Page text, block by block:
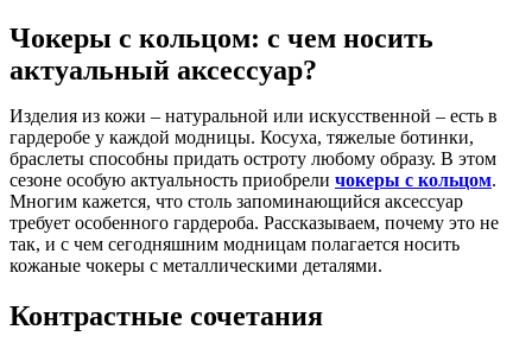
Чокеры с кольцом: с чем носить
актуальный аксессуар?
Изделия из кожи – натуральной или искусственной – есть в
гардеробе у каждой модницы. Косуха, тяжелые ботинки,
браслеты способны придать остроту любому образу. В этом
сезоне особую актуальность приобрели чокеры с кольцом.
Многим кажется, что столь запоминающийся аксессуар
требует особенного гардероба. Рассказываем, почему это не
так, и с чем сегодняшним модницам полагается носить
кожаные чокеры с металлическими деталями.
Контрастные сочетания